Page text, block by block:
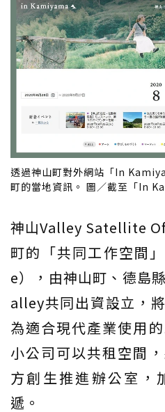
透過神山町對外網站「In
町的當地資訊。 圖／截至「In
神山Valley Satellite
町的「共同工作空間
e），由神山町、德島
alley共同出資設立，
為適合現代產業使用
小公司可以共租空間
方創生推進辦公室，
遞。